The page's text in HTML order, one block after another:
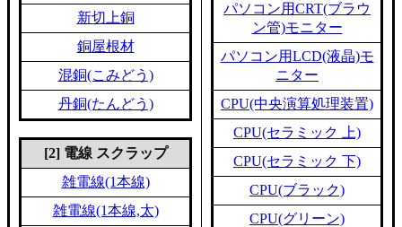
新切上銅
銅屋根材
混銅(こみどう)
丹銅(たんどう)
[2] 電線 スクラップ
雑電線(1本線)
雑電線(1本線,太)
パソコン用CRT(ブラウ
ン管)モニター
パソコン用LCD(液晶)モ
ニター
CPU(中央演算処理装置)
CPU(セラミック 上)
CPU(セラミック 下)
CPU(ブラック)
CPU(グリーン)